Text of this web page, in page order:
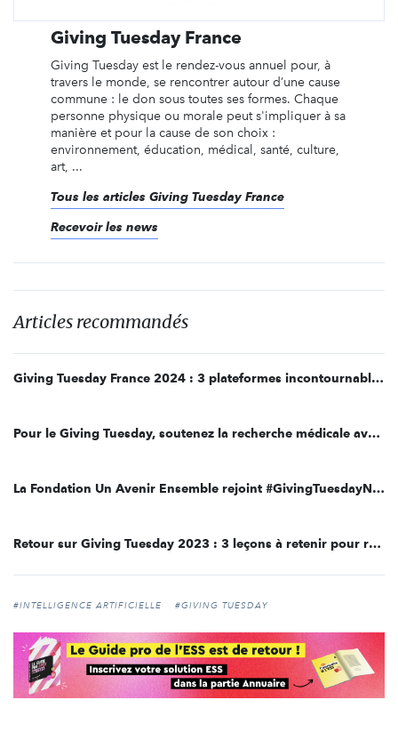
Giving Tuesday France
Giving Tuesday est le rendez-vous annuel pour, à
travers le monde, se rencontrer autour d’une cause
commune : le don sous toutes ses formes. Chaque
personne physique ou morale peut s'impliquer à sa
manière et pour la cause de son choix :
environnement, éducation, médical, santé, culture,
art, ...
Tous les articles Giving Tuesday France
Recevoir les news
Articles recommandés
Giving Tuesday France 2024 : 3 plateformes incontournables pour recruter des bénévoles
Pour le Giving Tuesday, soutenez la recherche médicale avec l’Institut Pasteur Lille et Franck Thilliez !
La Fondation Un Avenir Ensemble rejoint #GivingTuesdayNextGen pour la jeunesse !
Retour sur Giving Tuesday 2023 : 3 leçons à retenir pour réussir votre campagne en 2024
#INTELLIGENCE ARTIFICIELLE #GIVING TUESDAY